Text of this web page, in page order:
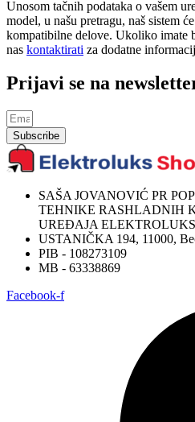
Unosom tačnih podataka o vašem
model, u našu pretragu, naš sistem
kompatibilne delove. Ukoliko imate
nas kontaktirati za dodatne
Prijavi se na
Subscribe
SAŠA JOVANOVIĆ PR
TEHNIKE RASHLADNIH
UREĐAJA
USTANIČKA 194, 11000,
PIB - 108273109
MB - 63338869
Facebook-f